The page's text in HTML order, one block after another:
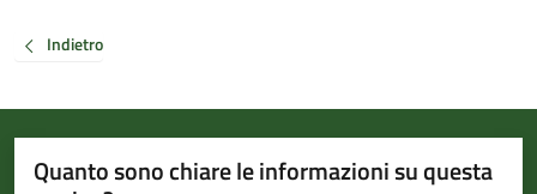
Indietro
Quanto sono chiare le informazioni su questa